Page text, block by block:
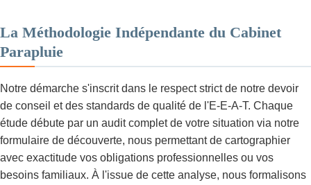
La Méthodologie Indépendante du Cabinet
Parapluie
Notre démarche s'inscrit dans le respect strict de notre devoir
de conseil et des standards de qualité de l'E-E-A-T. Chaque
étude débute par un audit complet de votre situation via notre
formulaire de découverte, nous permettant de cartographier
avec exactitude vos obligations professionnelles ou vos
besoins familiaux. À l'issue de cette analyse, nous formalisons